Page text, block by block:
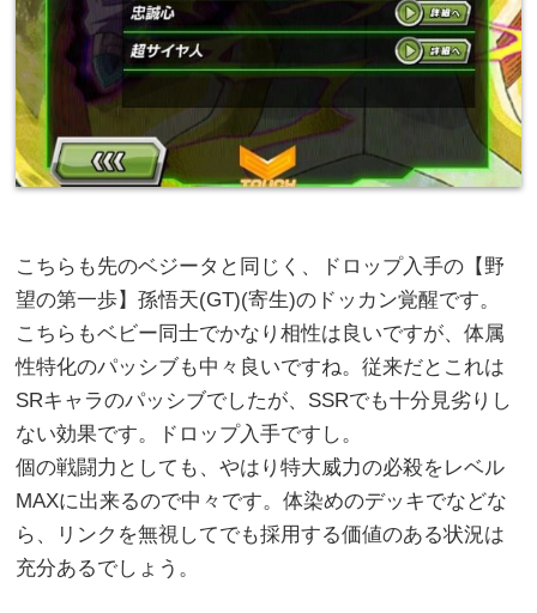
こちらも先のベジータと同じく、ドロップ入手の【野
望の第一歩】孫悟天(GT)(寄生)のドッカン覚醒です。
こちらもベビー同士でかなり相性は良いですが、体属
性特化のパッシブも中々良いですね。従来だとこれは
SRキャラのパッシブでしたが、SSRでも十分見劣りし
ない効果です。ドロップ入手ですし。
個の戦闘力としても、やはり特大威力の必殺をレベル
MAXに出来るので中々です。体染めのデッキでなどな
ら、リンクを無視してでも採用する価値のある状況は
充分あるでしょう。